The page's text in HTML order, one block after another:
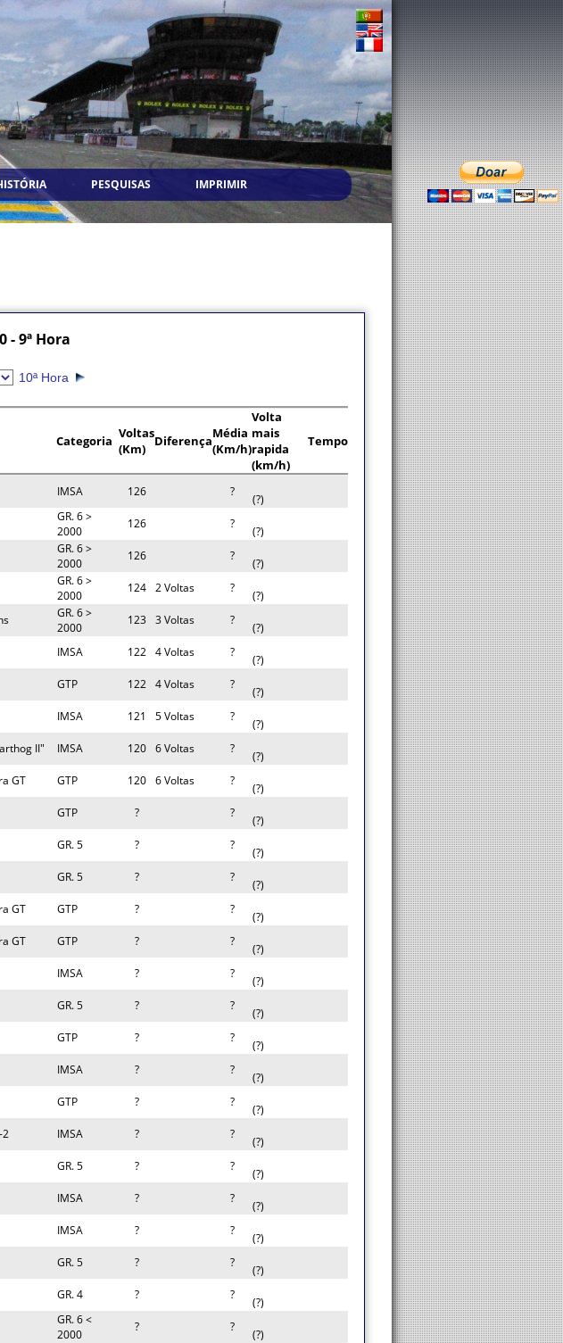
PESQUISAS IMPRIMIR
- 9ª Hora
10ª Hora
Categoria Voltas
(Km)
DiferençaMédia
(Km/h)
Volta
mais
rapida
(km/h)
Tempo
IMSA 126 ?
(?)
GR. 6 >
2000
126 ?
(?)
GR. 6 >
2000
126 ?
(?)
GR. 6 >
2000
124 2 Voltas ?
(?)
GR. 6 >
2000
123 3 Voltas ?
(?)
IMSA 122 4 Voltas ?
(?)
GTP 122 4 Voltas ?
(?)
IMSA 121 5 Voltas ?
(?)
II" IMSA 120 6 Voltas ?
(?)
GT GTP 120 6 Voltas ?
(?)
GTP ? ?
(?)
GR. 5 ? ?
(?)
GR. 5 ? ?
(?)
GT GTP ? ?
(?)
GT GTP ? ?
(?)
IMSA ? ?
(?)
GR. 5 ? ?
(?)
GTP ? ?
(?)
IMSA ? ?
(?)
GTP ? ?
(?)
2 IMSA ? ?
(?)
GR. 5 ? ?
(?)
IMSA ? ?
(?)
IMSA ? ?
(?)
GR. 5 ? ?
(?)
GR. 4 ? ?
(?)
GR. 6 <
2000
? ?
(?)